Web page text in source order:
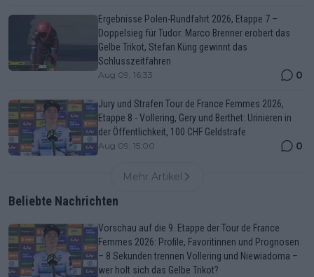
Ergebnisse Polen-Rundfahrt 2026, Etappe 7 –
Doppelsieg für Tudor: Marco Brenner erobert das
Gelbe Trikot, Stefan Küng gewinnt das
Schlusszeitfahren
Aug 09, 16:33 0
Jury und Strafen Tour de France Femmes 2026,
Etappe 8 - Vollering, Gery und Berthet: Urinieren in
der Öffentlichkeit, 100 CHF Geldstrafe
Aug 09, 15:00 0
Mehr Artikel
Beliebte Nachrichten
Vorschau auf die 9. Etappe der Tour de France
Femmes 2026: Profile, Favoritinnen und Prognosen
– 8 Sekunden trennen Vollering und Niewiadoma –
wer holt sich das Gelbe Trikot?